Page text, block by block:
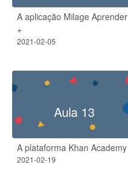
A aplicação Milage Aprender
+​
2021-02-05
Aula 13
A plataforma Khan Academy
2021-02-19